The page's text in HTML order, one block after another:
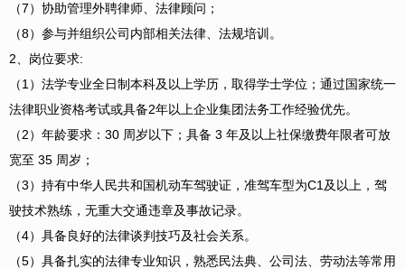
（7）协助管理外聘律师、法律顾问；
（8）参与并组织公司内部相关法律、法规培训。
2、岗位要求:
（1）法学专业全日制本科及以上学历，取得学士学位；通过国家统一
法律职业资格考试或具备2年以上企业集团法务工作经验优先。
（2）年龄要求：30 周岁以下；具备 3 年及以上社保缴费年限者可放
宽至 35 周岁；
（3）持有中华人民共和国机动车驾驶证，准驾车型为C1及以上，驾
驶技术熟练，无重大交通违章及事故记录。
（4）具备良好的法律谈判技巧及社会关系。
（5）具备扎实的法律专业知识，熟悉民法典、公司法、劳动法等常用